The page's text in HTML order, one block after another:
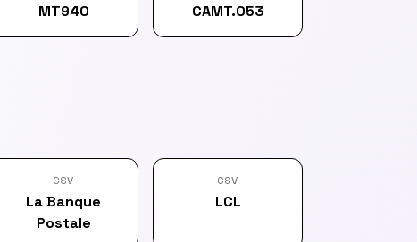
MT940
CAMT.053
CSV
La Banque
Postale
CSV
LCL